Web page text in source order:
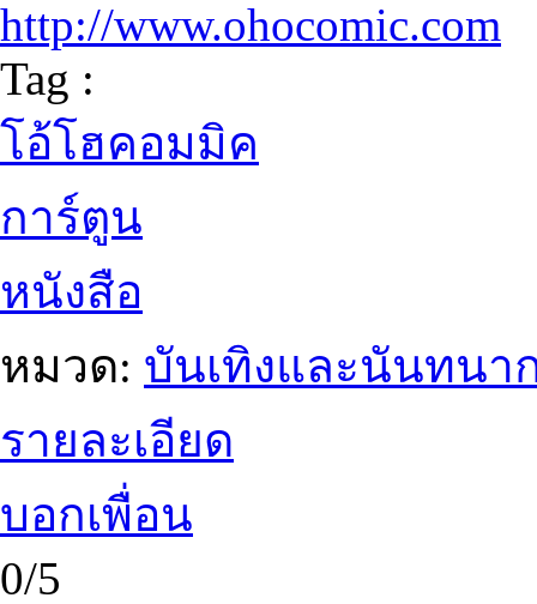
http://www.ohocomic.com
Tag :
โอ้โฮคอมมิค
การ์ตูน
หนังสือ
หมวด: บันเทิงและนันทนา
รายละเอียด
บอกเพื่อน
0/5